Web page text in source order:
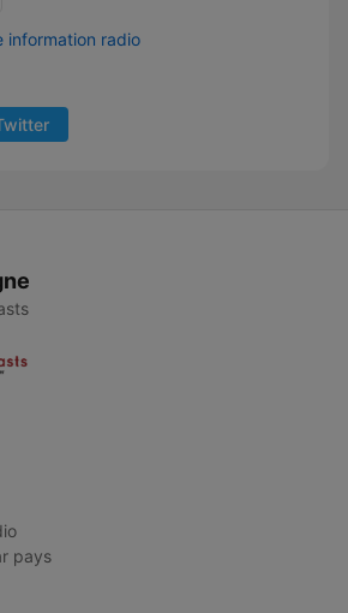
information radio
pays